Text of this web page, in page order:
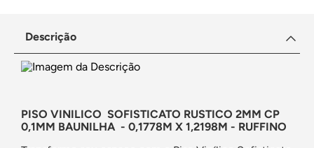
Descrição
PISO VINILICO SOFISTICATO RUSTICO 2MM CP
0,1MM BAUNILHA - 0,1778M X 1,2198M - RUFFINO